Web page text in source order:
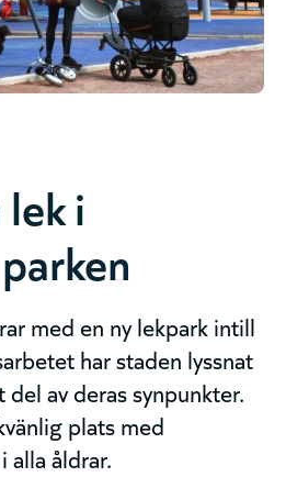
i
med en ny lekpark intill
har staden lyssnat
av deras synpunkter.
plats med
alla åldrar.